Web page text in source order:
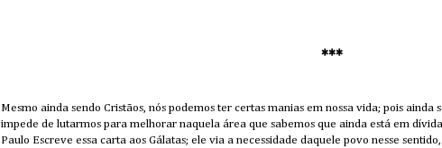
***
Mesmo ainda sendo Cristãos, nós podemos ter certas manias em nossa vida; pois ainda
impede de lutarmos para melhorar naquela área que sabemos que ainda está em
Paulo Escreve essa carta aos Gálatas; ele via a necessidade daquele povo nesse